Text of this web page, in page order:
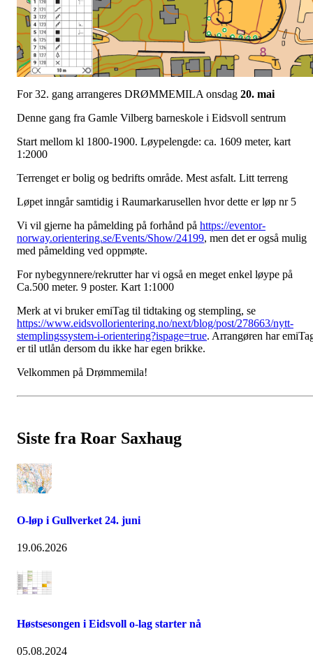
For 32. gang arrangeres DRØMMEMILA onsdag 20. mai
Denne gang fra Gamle Vilberg barneskole i Eidsvoll sentrum
Start mellom kl 1800-1900. Løypelengde: ca. 1609 meter, kart
1:2000
Terrenget er bolig og bedrifts område. Mest asfalt. Litt terreng
Løpet inngår samtidig i Raumarkarusellen hvor dette er løp nr 5
Vi vil gjerne ha påmelding på forhånd på https://eventor-
norway.orientering.se/Events/Show/24199, men det er også mulig
med påmelding ved oppmøte.
For nybegynnere/rekrutter har vi også en meget enkel løype på
Ca.500 meter. 9 poster. Kart 1:1000
Merk at vi bruker emiTag til tidtaking og stempling, se
https://www.eidsvollorientering.no/next/blog/post/278663/nytt-
stemplingssystem-i-orientering?ispage=true. Arrangøren har
er til utlån dersom du ikke har egen brikke.
Velkommen på Drømmemila!
Siste fra Roar Saxhaug
O-løp i Gullverket 24. juni
19.06.2026
Høstsesongen i Eidsvoll o-lag starter nå
05.08.2024